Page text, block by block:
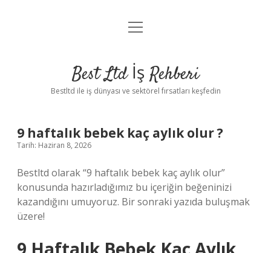
Anasayfa
Yasal Uyarı
menüyü
Best Ltd İş Rehberi
Bestltd ile iş dünyası ve sektörel fırsatları keşfedin
9 haftalık bebek kaç aylık olur ?
Tarih: Haziran 8, 2026
Bestltd olarak “9 haftalık bebek kaç aylık olur”
konusunda hazırladığımız bu içeriğin beğeninizi
kazandığını umuyoruz. Bir sonraki yazıda buluşmak
üzere!